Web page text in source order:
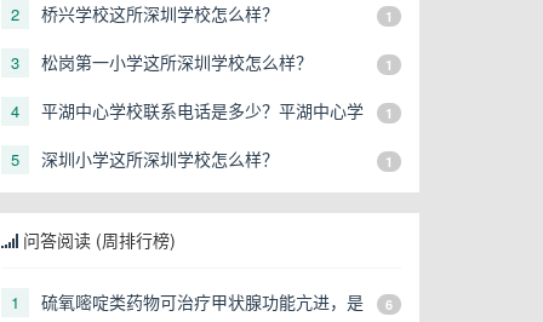
2 桥兴学校这所深圳学校怎么样？ 1
3 松岗第一小学这所深圳学校怎么样？ 1
4
平湖中心学校联系电话是多少？平湖中心学
1
5 深圳小学这所深圳学校怎么样？ 1
问答阅读 (周排行榜)
1
硫氧嘧啶类药物可治疗甲状腺功能亢进，是
6